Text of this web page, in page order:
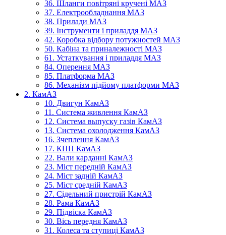
36. Шланги повітряні кручені МАЗ
37. Електрообладнання МАЗ
38. Прилади МАЗ
39. Інструменти і приладдя МАЗ
42. Коробка відбору потужностей МАЗ
50. Кабіна та приналежності МАЗ
61. Устаткування і приладдя МАЗ
84. Оперення МАЗ
85. Платформа МАЗ
86. Механізм підйому платформи МАЗ
2. КамАЗ
10. Двигун КамАЗ
11. Система живлення КамАЗ
12. Система выпуску газів КамАЗ
13. Система охолодження КамАЗ
16. Зчеплення КамАЗ
17. КПП КамАЗ
22. Вали карданні КамАЗ
23. Міст передній КамАЗ
24. Міст задній КамАЗ
25. Міст средній КамАЗ
27. Сідельний пристрій КамАЗ
28. Рама КамАЗ
29. Підвіска КамАЗ
30. Вісь передня КамАЗ
31. Колеса та ступиці КамАЗ